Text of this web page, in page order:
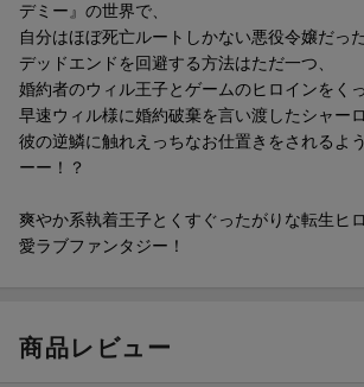
デミー』の世界で、
自分はほぼ死亡ルートしかない悪役令嬢だっ
デッドエンドを回避する方法はただ一つ、
婚約者のウィル王子とゲームのヒロインをく
早速ウィル様に婚約破棄を言い渡したシャー
彼の逆鱗に触れえっちなお仕置きをされるよ
ーー！？
爽やか系執着王子とくすぐったがりな転生ヒ
愛ラブファンタジー！
商品レビュー